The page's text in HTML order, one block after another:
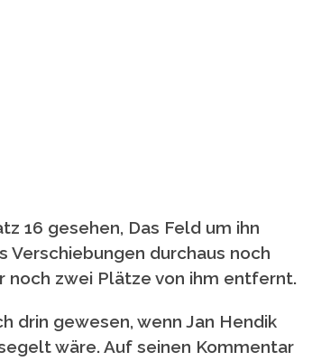
16 gesehen, Das Feld um ihn
Verschiebungen durchaus noch
noch zwei Plätze von ihm entfernt.
drin gewesen, wenn Jan Hendik
wäre. Auf seinen Kommentar